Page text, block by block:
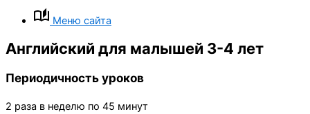
Меню сайта
Английский для малышей 3-4 лет
Периодичность уроков
2 раза в неделю по 45 минут